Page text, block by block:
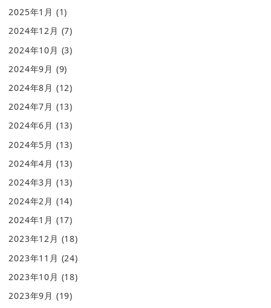
2025年1月 (1)
2024年12月 (7)
2024年10月 (3)
2024年9月 (9)
2024年8月 (12)
2024年7月 (13)
2024年6月 (13)
2024年5月 (13)
2024年4月 (13)
2024年3月 (13)
2024年2月 (14)
2024年1月 (17)
2023年12月 (18)
2023年11月 (24)
2023年10月 (18)
2023年9月 (19)